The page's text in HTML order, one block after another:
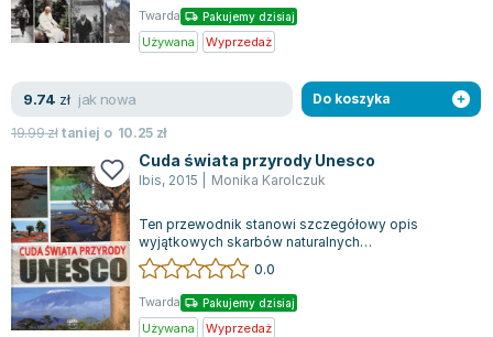
Twarda Pakujemy dzisiaj
Używana Wyprzedaż
9.74 zł jak nowa
19.99złtaniej o 10.25 zł
Do koszyka
Cuda świata przyrody Unesco
Ibis, 2015 Monika Karolczuk
Ten przewodnik stanowi szczegółowy opis
wyjątkowych skarbów naturalnych
zakwalifikowanych do Listy UNESCO, które
zasługują na ochr...0.0
Twarda Pakujemy dzisiaj
Używana Wyprzedaż